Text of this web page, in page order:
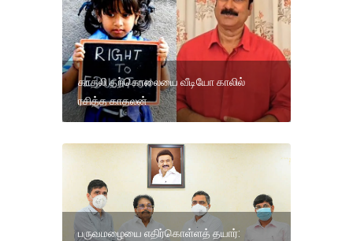
காதலி தற்கொலையை வீடியோ காலில்
ரசித்த காதலன்
பருவமழையை எதிர்கொள்ளத் தயார்: